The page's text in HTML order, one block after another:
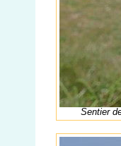
Sentier